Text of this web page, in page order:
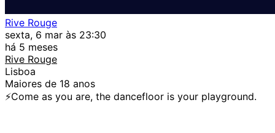
Rive Rouge
sexta, 6 mar às 23:30
há 5 meses
Rive Rouge
Lisboa
Maiores de 18 anos
⚡️Come as you are, the dancefloor is your playground.